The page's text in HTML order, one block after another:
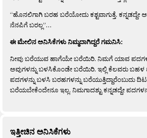
“ಹೊನಲಿಗಾಗಿ ಬರಹ ಬರೆಯೋದು ಕಶ್ಟವಾಗುತ್ತೆ.
ನೆನಪಿಗೆ ಬರಲ್ಲ”…
ಈ ಮೇಲಿನ ಅನಿಸಿಕೆಗಳು ನಿಮ್ಮದಾಗಿದ್ದರೆ ಗಮನಿಸಿ:
ನೀವು ಬರೆಯುವ ಹಾಗೆಯೇ ಬರೆಯಿರಿ. ನಿಮಗೆ ಯಾವ
ಅವುಗಳನ್ನು ಬಳಸಿಕೊಂಡೇ ಬರೆಯಿರಿ. ಇಲ್ಲಿ ಕೆಲವರು ಬಹಳ
ಪದಗಳನ್ನು ಬಳಸಿ ಬರಹಗಳನ್ನು ಬರೆಯುತ್ತಿದ್ದಾರೆಂಬುದು
ಬರೆಯಬೇಕೆಂದೇನೂ ಇಲ್ಲ. ನಿಮಗಾದಶ್ಟು ಕನ್ನಡದ್ದೇ
ಇತ್ತೀಚಿನ ಅನಿಸಿಕೆಗಳು